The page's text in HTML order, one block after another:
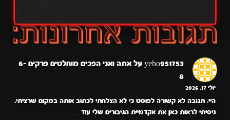
yeho951753 על
אתה ואני הפכים מוחלטים פרקים 6-
8
יולי 17, 2026
היי. תגובה לא קשורה לפוסט כי לא הצלחתי לכתוב אותה במקום שרציתי.
ניסיתי לראות כאן את אקדמיית הגיבורים שלי עוד…